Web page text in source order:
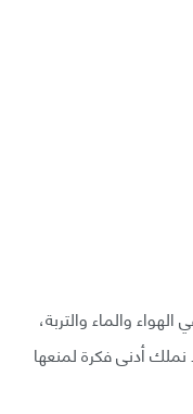
والماء والتربة،
نملك أدنى فكرة لمنعها